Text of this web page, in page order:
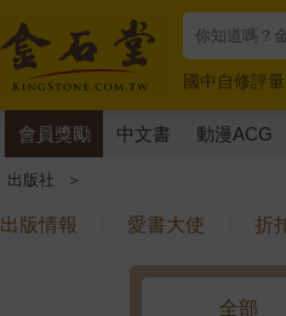
國中自修評量
唯紅花綻放
會員獎勵 中文書 動漫ACG
出版社 ＞
出版情報 愛書大使 折
全部